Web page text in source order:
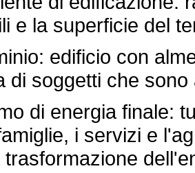
e la superficie del
edificio con
di soggetti che
di energia finale:
i servizi e